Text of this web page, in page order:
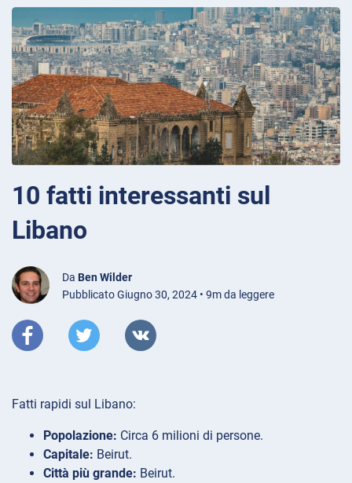
10 fatti interessanti sul
Libano
Da Ben Wilder
Pubblicato Giugno 30, 2024 • 9m da leggere
Fatti rapidi sul Libano:
Popolazione: Circa 6 milioni di persone.
Capitale: Beirut.
Città più grande: Beirut.